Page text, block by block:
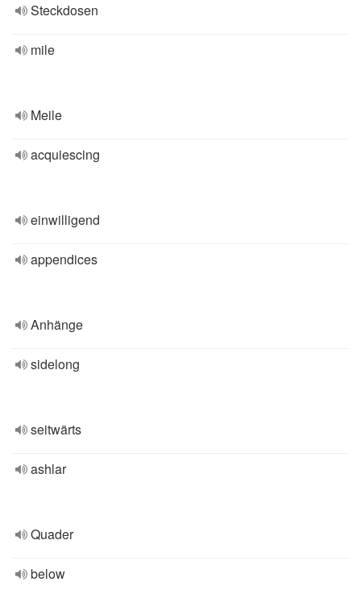
Steckdosen
mile
Meile
acquiescing
einwilligend
appendices
Anhänge
sidelong
seitwärts
ashlar
Quader
below